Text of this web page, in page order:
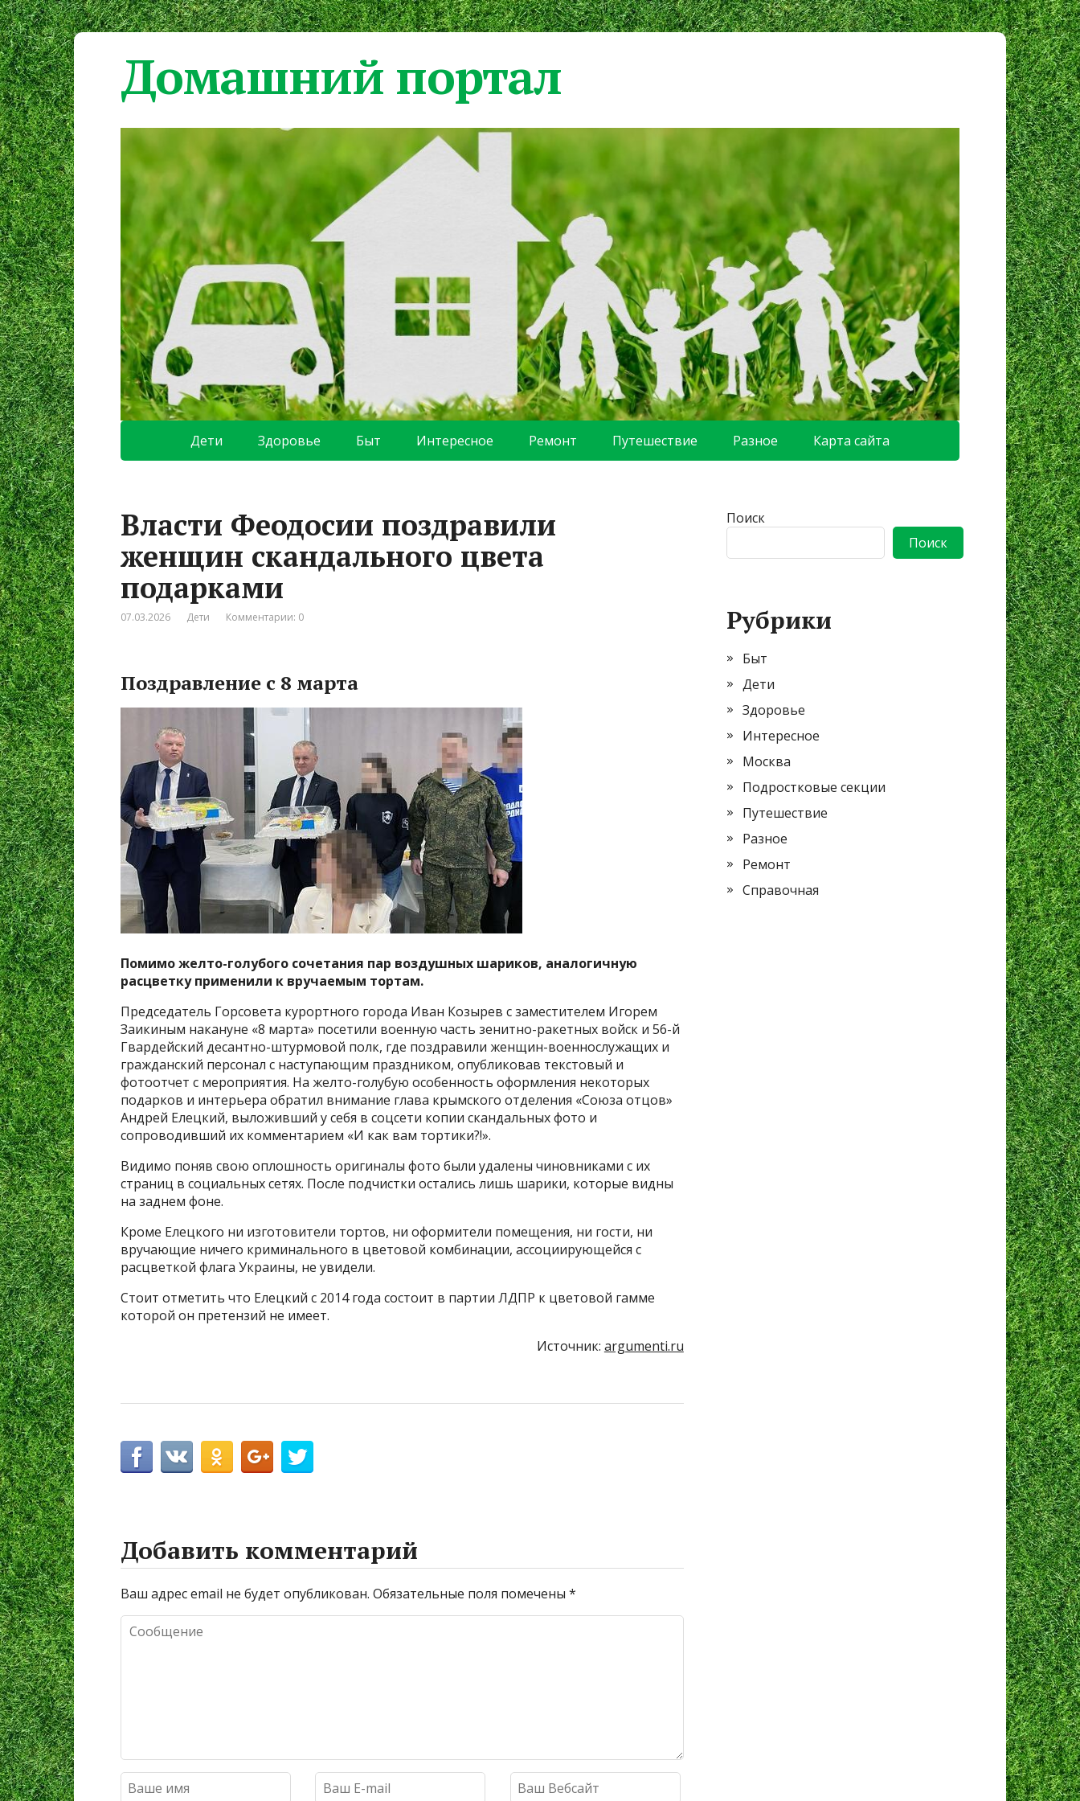
Домашний портал
Дети Здоровье Быт Интересное Ремонт Путешествие Разное Карта сайта
Власти Феодосии поздравили
женщин скандального цвета
подарками
07.03.2026 Дети Комментарии: 0
Поздравление с 8 марта
Помимо желто-голубого сочетания пар воздушных шариков, аналогичную
расцветку применили к вручаемым тортам.
Председатель Горсовета курортного города Иван Козырев с заместителем Игорем
Заикиным накануне «8 марта» посетили военную часть зенитно-ракетных войск и 56-й
Гвардейский десантно-штурмовой полк, где поздравили женщин-военнослужащих и
гражданский персонал с наступающим праздником, опубликовав текстовый и
фотоотчет с мероприятия. На желто-голубую особенность оформления некоторых
подарков и интерьера обратил внимание глава крымского отделения «Союза отцов»
Андрей Елецкий, выложивший у себя в соцсети копии скандальных фото и
сопроводивший их комментарием «И как вам тортики?!».
Видимо поняв свою оплошность оригиналы фото были удалены чиновниками с их
страниц в социальных сетях. После подчистки остались лишь шарики, которые видны
на заднем фоне.
Кроме Елецкого ни изготовители тортов, ни оформители помещения, ни гости, ни
вручающие ничего криминального в цветовой комбинации, ассоциирующейся с
расцветкой флага Украины, не увидели.
Стоит отметить что Елецкий с 2014 года состоит в партии ЛДПР к цветовой гамме
которой он претензий не имеет.
Источник: argumenti.ru
Добавить комментарий
Ваш адрес email не будет опубликован. Обязательные поля помечены *
Поиск
Поиск
Рубрики
Быт
Дети
Здоровье
Интересное
Москва
Подростковые секции
Путешествие
Разное
Ремонт
Справочная